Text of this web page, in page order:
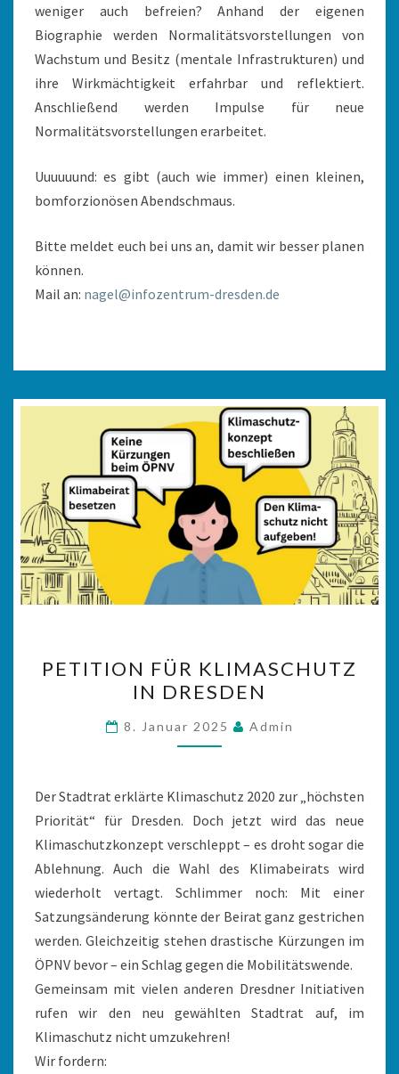
weniger auch befreien? Anhand der eigenen
Biographie werden Normalitätsvorstellungen von
Wachstum und Besitz (mentale Infrastrukturen) und
ihre Wirkmächtigkeit erfahrbar und reflektiert.
Anschließend werden Impulse für neue
Normalitätsvorstellungen erarbeitet.
Uuuuuund: es gibt (auch wie immer) einen kleinen,
bomforzionösen Abendschmaus.
Bitte meldet euch bei uns an, damit wir besser planen
können.
Mail an: nagel@infozentrum-dresden.de
FÜR
KLIMASCHUTZ
IN
DRESDEN
PETITION FÜR KLIMASCHUTZ
IN DRESDEN
8. Januar 2025 Admin
Der Stadtrat erklärte Klimaschutz 2020 zur „höchsten
Priorität“ für Dresden. Doch jetzt wird das neue
Klimaschutzkonzept verschleppt – es droht sogar die
Ablehnung. Auch die Wahl des Klimabeirats wird
wiederholt vertagt. Schlimmer noch: Mit einer
Satzungsänderung könnte der Beirat ganz gestrichen
werden. Gleichzeitig stehen drastische Kürzungen im
ÖPNV bevor – ein Schlag gegen die Mobilitätswende.
Gemeinsam mit vielen anderen Dresdner Initiativen
rufen wir den neu gewählten Stadtrat auf, im
Klimaschutz nicht umzukehren!
Wir fordern: